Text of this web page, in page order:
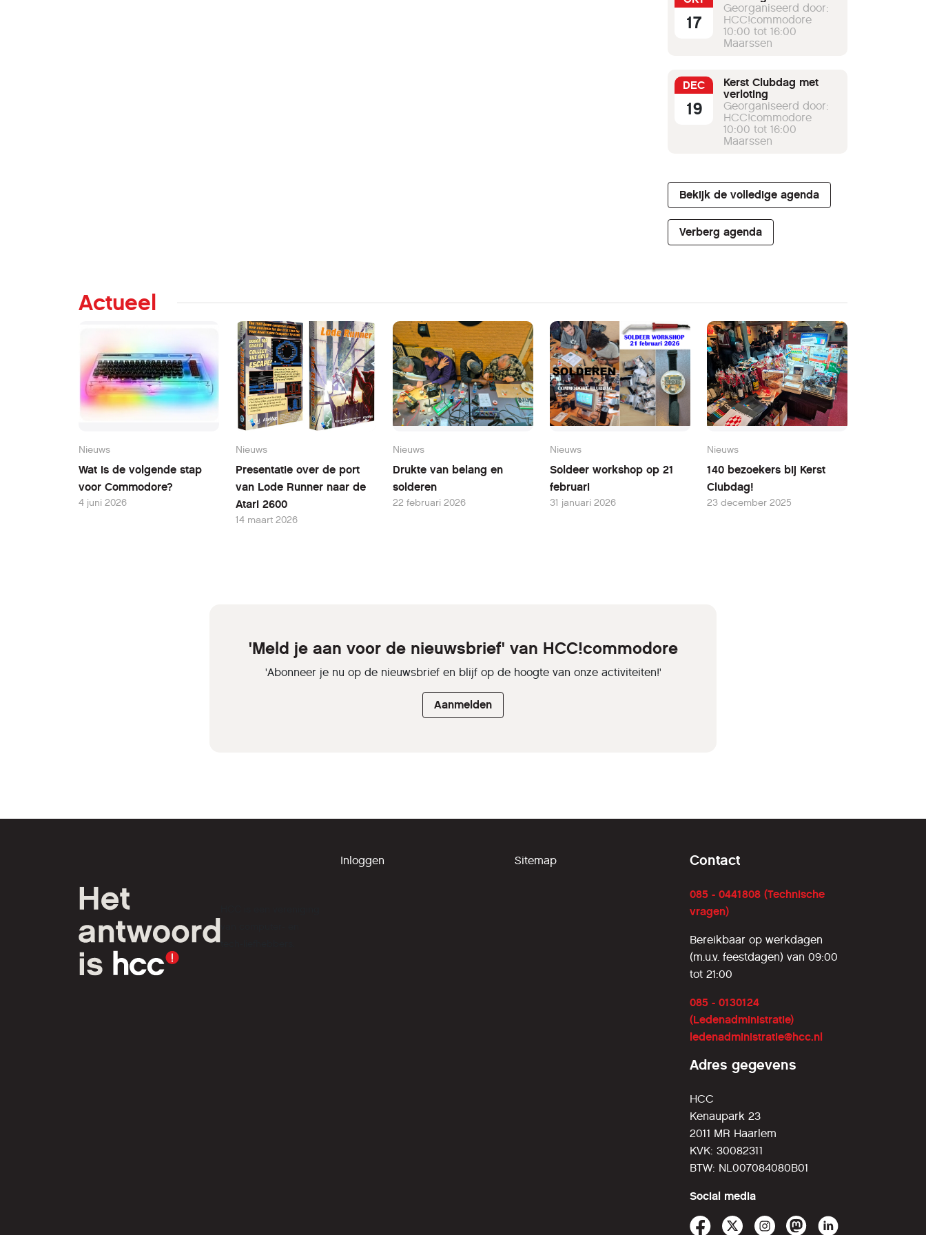
17
Georganiseerd door:
HCC!commodore
10:00 tot 16:00
Maarssen
DEC
19
Kerst Clubdag met
verloting
Georganiseerd door:
HCC!commodore
10:00 tot 16:00
Maarssen
Bekijk de volledige agenda
Verberg agenda
Actueel
Nieuws
Wat is de volgende stap
voor Commodore?
4 juni 2026
Nieuws
Presentatie over de port
van Lode Runner naar de
Atari 2600
14 maart 2026
Nieuws
Drukte van belang en
solderen
22 februari 2026
Nieuws
Soldeer workshop op 21
februari
31 januari 2026
Nieuws
140 bezoekers bij Kerst
Clubdag!
23 december 2025
'Meld je aan voor de nieuwsbrief' van HCC!commodore
'Abonneer je nu op de nieuwsbrief en blijf op de hoogte van onze activiteiten!'
Aanmelden
tech-liefhebbers.
Inloggen Sitemap Contact
085 - 0441808 (Technische
vragen)
Bereikbaar op werkdagen
(m.u.v. feestdagen) van 09:00
tot 21:00
085 - 0130124
(Ledenadministratie)
ledenadministratie@hcc.nl
Adres gegevens
HCC
Kenaupark 23
2011 MR Haarlem
KVK: 30082311
BTW: NL007084080B01
Social media